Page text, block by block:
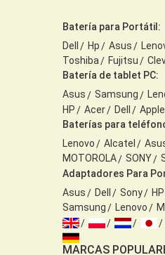
Batería para Portátil:
Dell
Hp Asus
Toshiba
Fujitsu
Batería de tablet PC:
Asus
Samsung
HP
Acer Dell
Apple
Baterías para
Lenovo
Alcatel
MOTOROLA
SONY
Adaptadores Para
Asus
Dell Sony HP
Samsung
Lenovo
MARCAS